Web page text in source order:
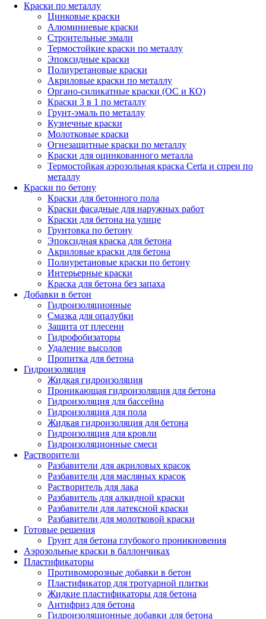
Краски по металлу
Цинковые краски
Алюминиевые краски
Строительные эмали
Термостойкие краски по металлу
Эпоксидные краски
Полиуретановые краски
Акриловые краски по металлу
Органо-силикатные краски (ОС и КО)
Краски 3 в 1 по металлу
Грунт-эмаль по металлу
Кузнечные краски
Молотковые краски
Огнезащитные краски по металлу
Краски для оцинкованного металла
Термостойкая аэрозольная краска Certa и спреи по
металлу
Краски по бетону
Краски для бетонного пола
Краски фасадные для наружных работ
Краски для бетона на улице
Грунтовка по бетону
Эпоксидная краска для бетона
Акриловые краски для бетона
Полиуретановые краски по бетону
Интерьерные краски
Краска для бетона без запаха
Добавки в бетон
Гидроизоляционные
Смазка для опалубки
Защита от плесени
Гидрофобизаторы
Удаление высолов
Пропитка для бетона
Гидроизоляция
Жидкая гидроизоляция
Проникающая гидроизоляция для бетона
Гидроизоляция для бассейна
Гидроизоляция для пола
Жидкая гидроизоляция для бетона
Гидроизоляция для кровли
Гидроизоляционные смеси
Растворители
Разбавители для акриловых красок
Разбавители для масляных красок
Растворитель для лака
Разбавитель для алкидной краски
Разбавители для латексной краски
Разбавители для молотковой краски
Готовые решения
Грунт для бетона глубокого проникновения
Аэрозольные краски в баллончиках
Пластификаторы
Противоморозные добавки в бетон
Пластификатор для тротуарной плитки
Жидкие пластификаторы для бетона
Антифриз для бетона
Гидроизоляционные добавки для бетона